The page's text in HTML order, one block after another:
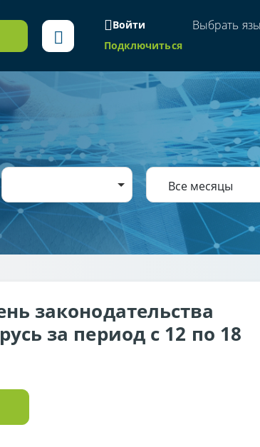
Войти
Подключиться
Выбрать
Все месяцы
законодательства
за период с 12 по 18